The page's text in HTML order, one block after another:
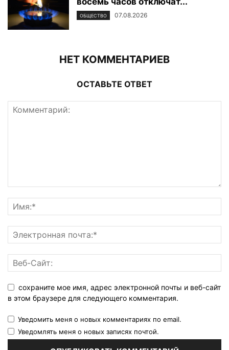
ОБЩЕСТВО 07.08.2026
НЕТ КОММЕНТАРИЕВ
ОСТАВЬТЕ ОТВЕТ
сохраните мое имя, адрес электронной почты и веб-сайт
в этом браузере для следующего комментария.
Уведомить меня о новых комментариях по email.
Уведомлять меня о новых записях почтой.